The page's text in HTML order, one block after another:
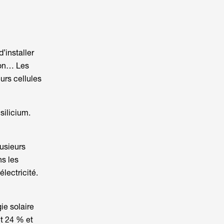
Les
cellules
les
solaire
24 % et